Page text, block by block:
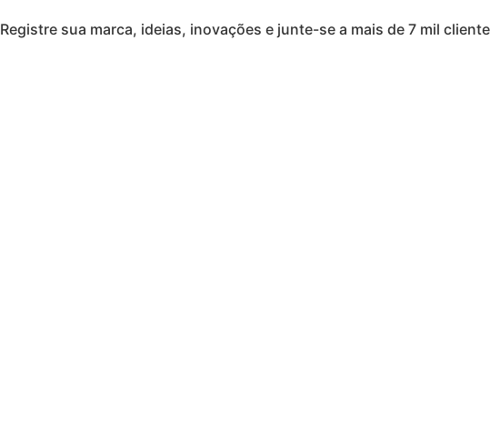
Registre sua marca, ideias, inovações e junte-se a mais de 7 mil